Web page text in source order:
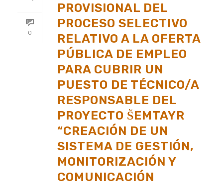
0
PROVISIONAL DEL
PROCESO SELECTIVO
RELATIVO A LA OFERTA
PÚBLICA DE EMPLEO
PARA CUBRIR UN
PUESTO DE TÉCNICO/A
RESPONSABLE DEL
PROYECTO ṤEMTAYR
“CREACIÓN DE UN
SISTEMA DE GESTIÓN,
MONITORIZACIÓN Y
COMUNICACIÓN